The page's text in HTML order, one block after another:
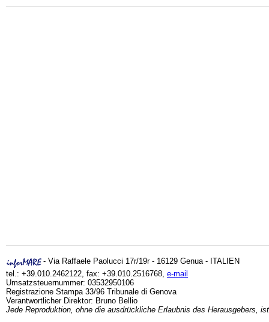
- Via Raffaele Paolucci 17r/19r - 16129 Genua - ITALIEN
tel.: +39.010.2462122, fax: +39.010.2516768, e-mail
Umsatzsteuernummer: 03532950106
Registrazione Stampa 33/96 Tribunale di Genova
Verantwortlicher Direktor: Bruno Bellio
Jede Reproduktion, ohne die ausdrückliche Erlaubnis des Herausgebers,